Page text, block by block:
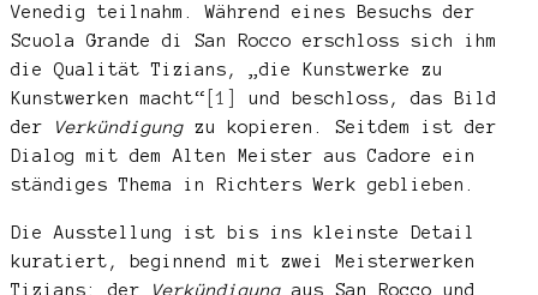
Venedig teilnahm. Während eines Besuchs der
Scuola Grande di San Rocco erschloss sich ihm
die Qualität Tizians, „die Kunstwerke zu
Kunstwerken macht“ [1]
und beschloss, das Bild
der
Verkündigungzu kopieren. Seitdem ist der
Dialog mit dem Alten Meister aus Cadore ein
ständiges Thema in Richters Werk geblieben.
Die Ausstellung ist bis ins kleinste Detail
kuratiert, beginnend mit zwei Meisterwerken
Tizians: der
Verkündigungaus San Rocco und